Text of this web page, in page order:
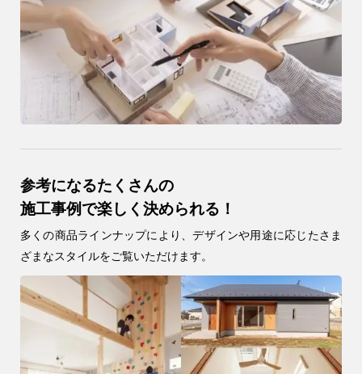
参考になるたくさんの
施工事例で楽しく決められる！
多くの商品ラインナップにより、デザインや用途に応じたさま
ざまなスタイルをご覧いただけます。
リフォーム
0120-37-7611
アフターメンテナンス
04-2950-7171
事業用
04-2968-5522